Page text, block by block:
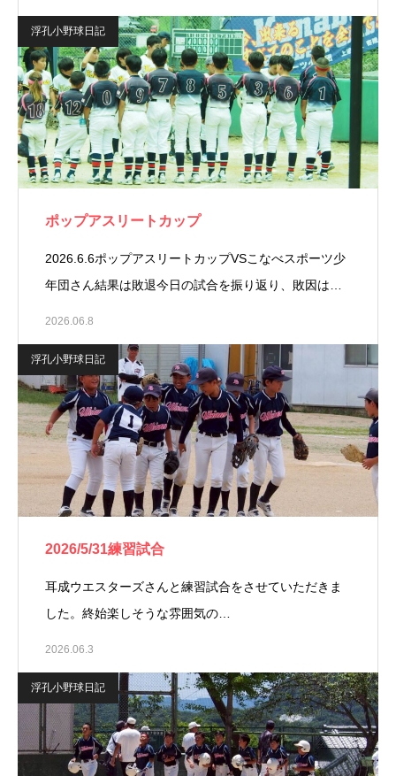
浮孔小野球日記
ポップアスリートカップ
2026.6.6ポップアスリートカップVSこなべスポーツ少
年団さん⁡結果は敗退⁡今日の試合を振り返り、敗因は…
2026.06.8
浮孔小野球日記
2026/5/31練習試合
耳成ウエスターズさんと練習試合をさせていただきま
した。終始楽しそうな雰囲気の…
2026.06.3
浮孔小野球日記